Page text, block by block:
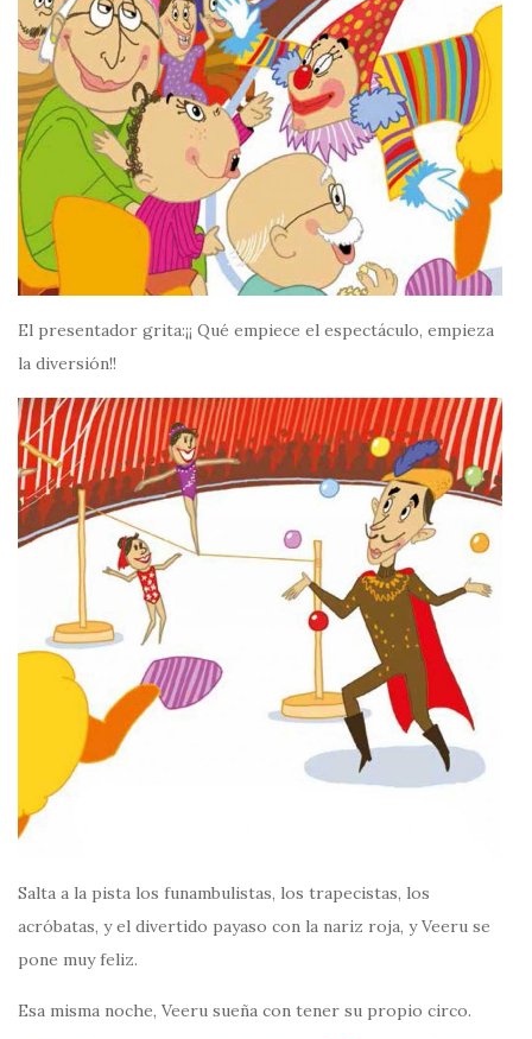
El presentador grita:¡¡ Qué empiece el espectáculo, empieza
la diversión!!
Salta a la pista los funambulistas, los trapecistas, los
acróbatas, y el divertido payaso con la nariz roja, y Veeru se
pone muy feliz.
Esa misma noche, Veeru sueña con tener su propio circo.